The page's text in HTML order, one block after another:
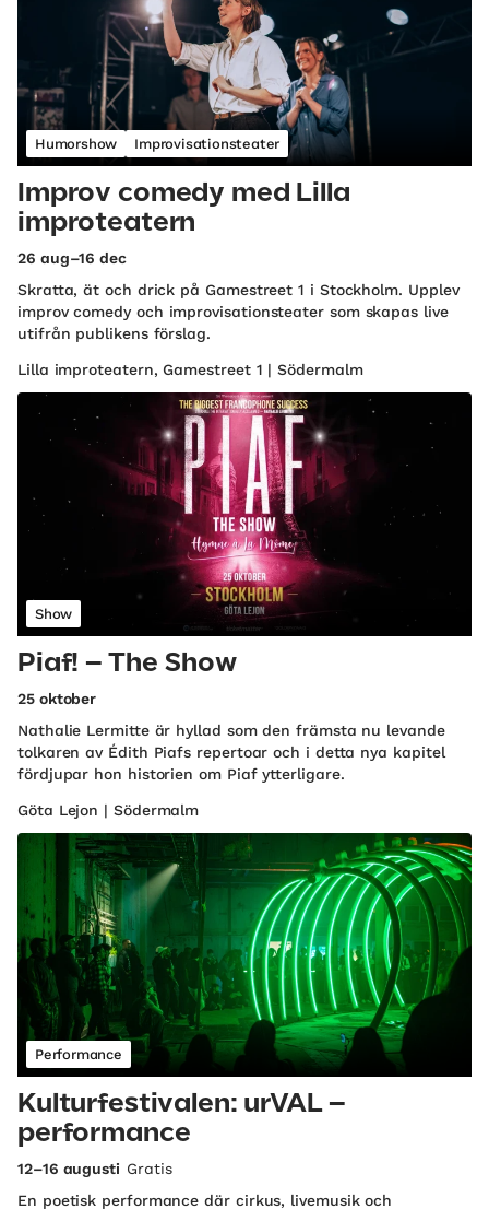
Humorshow Improvisationsteater
Improv comedy med Lilla
improteatern
26 aug–16 dec
Skratta, ät och drick på Gamestreet 1 i Stockholm. Upplev
improv comedy och improvisationsteater som skapas live
utifrån publikens förslag.
Lilla improteatern, Gamestreet 1 | Södermalm
Show
Piaf! – The Show
25 oktober
Nathalie Lermitte är hyllad som den främsta nu levande
tolkaren av Édith Piafs repertoar och i detta nya kapitel
fördjupar hon historien om Piaf ytterligare.
Göta Lejon | Södermalm
Performance
Kulturfestivalen: urVAL –
performance
12–16 augusti Gratis
En poetisk performance där cirkus, livemusik och